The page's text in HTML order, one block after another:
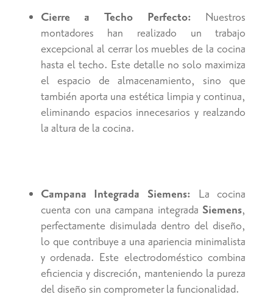
Cierre a Techo Perfecto: Nuestros
montadores han realizado un trabajo
excepcional al cerrar los muebles de la cocina
hasta el techo. Este detalle no solo maximiza
el espacio de almacenamiento, sino que
también aporta una estética limpia y continua,
eliminando espacios innecesarios y realzando
la altura de la cocina.
Campana Integrada Siemens: La cocina
cuenta con una campana integrada Siemens,
perfectamente disimulada dentro del diseño,
lo que contribuye a una apariencia minimalista
y ordenada. Este electrodoméstico combina
eficiencia y discreción, manteniendo la pureza
del diseño sin comprometer la funcionalidad.